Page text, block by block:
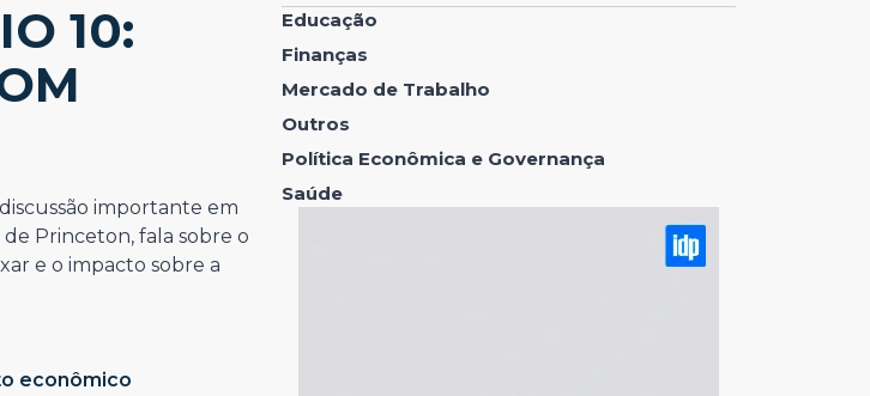
10:
importante em
Princeton, fala sobre o
e o impacto sobre a
econômico
Educação
Finanças
Mercado de Trabalho
Outros
Política Econômica e Governança
Saúde